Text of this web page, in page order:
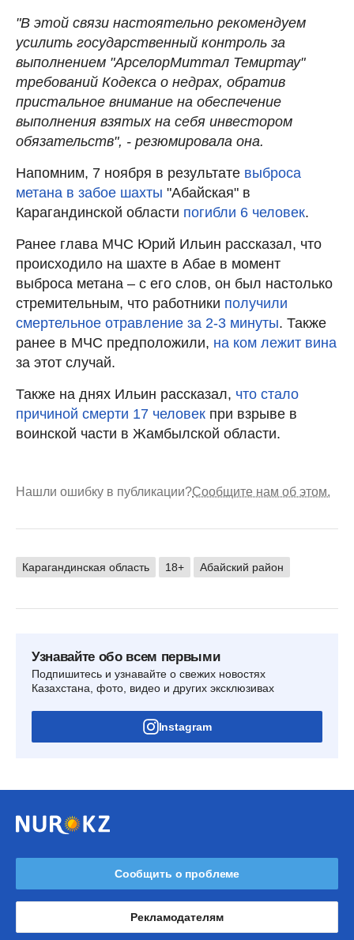
"В этой связи настоятельно рекомендуем
усилить государственный контроль за
выполнением "АрселорМиттал Темиртау"
требований Кодекса о недрах, обратив
пристальное внимание на обеспечение
выполнения взятых на себя инвестором
обязательств", - резюмировала она.
Напомним, 7 ноября в результате выброса
метана в забое шахты "Абайская" в
Карагандинской области погибли 6 человек.
Ранее глава МЧС Юрий Ильин рассказал, что
происходило на шахте в Абае в момент
выброса метана – с его слов, он был настолько
стремительным, что работники получили
смертельное отравление за 2-3 минуты. Также
ранее в МЧС предположили, на ком лежит вина
за этот случай.
Также на днях Ильин рассказал, что стало
причиной смерти 17 человек при взрыве в
воинской части в Жамбылской области.
Нашли ошибку в публикации?Сообщите нам об этом.
Карагандинская область 18+ Абайский район
Узнавайте обо всем первыми
Подпишитесь и узнавайте о свежих новостях
Казахстана, фото, видео и других эксклюзивах
Instagram
Сообщить о проблеме
Рекламодателям